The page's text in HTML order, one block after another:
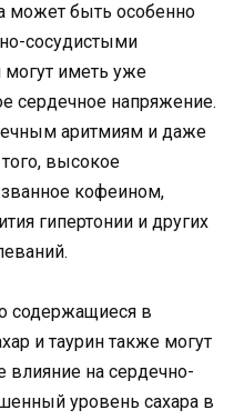
может быть особенно
сосудистыми
могут иметь уже
напряжение.
аритмиям и даже
высокое
кофеином,
гипертонии и других
содержащиеся в
и таурин также могут
влияние на сердечно-
уровень сахара в